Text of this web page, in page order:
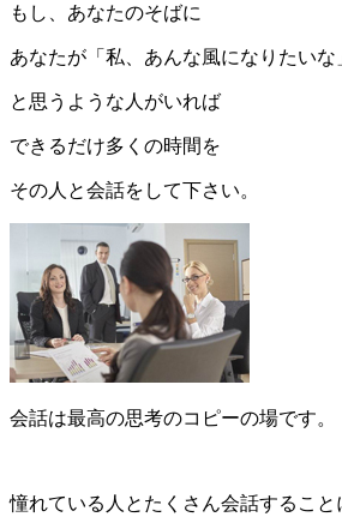
もし、あなたのそばに
あなたが「私、あんな風になりたいな
と思うような人がいれば
できるだけ多くの時間を
その人と会話をして下さい。
会話は最高の思考のコピーの場です。
憧れている人とたくさん会話すること